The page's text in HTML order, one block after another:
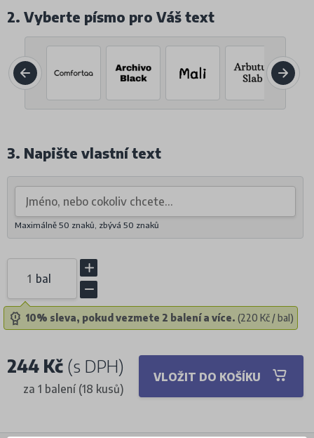
2. Vyberte písmo pro Váš text
3. Napište vlastní text
Maximálně 50 znaků, zbývá 50 znaků
bal
10% sleva, pokud vezmete 2 balení a více. (220 Kč / bal)
244 Kč (s DPH)
za 1 balení (18 kusů)
VLOŽIT DO KOŠÍKU